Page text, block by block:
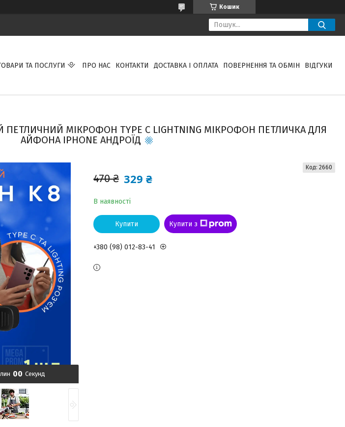
Кошик
ТА ПОСЛУГИ ПРО НАС КОНТАКТИ ДОСТАВКА І ОПЛАТА ПОВЕРНЕННЯ ТА ОБМІН ВІДГУКИ
МІКРОФОН TYPE C LIGHTNING МІКРОФОН ПЕТЛИЧКА ДЛЯ
АЙФОНА IPHONE АНДРОЇД
00 Секунд
470 ₴ 329 ₴
В наявності
Код: 2660
Купити Купити з
+380 (98) 012-83-41